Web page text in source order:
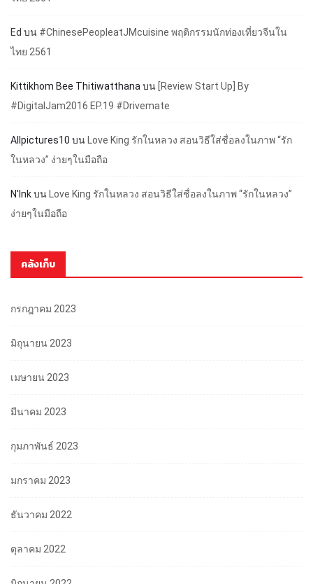
Ed บน #ChinesePeopleatJMcuisine พฤติกรรมนักท่องเที่ยวจีนใน
ไทย 2561
Kittikhom Bee Thitiwatthana บน [Review Start Up] By
#DigitalJam2016 EP.19 #Drivemate
Allpictures10 บน
Love King รักในหลวง สอนวิธีใส่ชื่อลงในภาพ “รัก
ในหลวง” ง่ายๆในมือถือ
N'Inkบน
Love King รักในหลวง สอนวิธีใส่ชื่อลงในภาพ “รักในหลวง”
ง่ายๆในมือถือ
คลังเก็บ
กรกฎาคม 2023
มิถุนายน 2023
เมษายน 2023
มีนาคม 2023
กุมภาพันธ์ 2023
มกราคม 2023
ธันวาคม 2022
ตุลาคม 2022